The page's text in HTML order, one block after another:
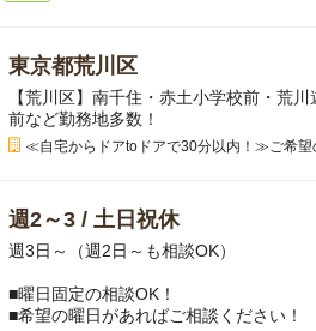
東京都荒川区
【荒川区】南千住・赤土小学校前・荒
前など勤務地多数！
≪自宅からドアtoドアで30分以内！≫ご希望
週2～3 / 土日祝休
週3日～（週2日～も相談OK）
■曜日固定の相談OK！
■希望の曜日があればご相談ください！